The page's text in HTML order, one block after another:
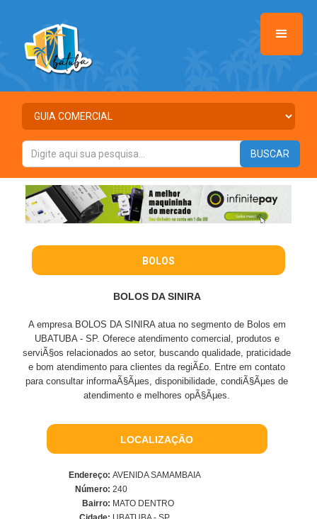
BOLOS
BOLOS DA SINIRA
A empresa BOLOS DA SINIRA atua no segmento de Bolos em
UBATUBA - SP. Oferece atendimento comercial, produtos e
serviÃ§os relacionados ao setor, buscando qualidade, praticidade
e bom atendimento para clientes da regiÃ£o. Entre em contato
para consultar informaÃ§Ãµes, disponibilidade, condiÃ§Ãµes de
atendimento e melhores opÃ§Ãµes.
LOCALIZAÇÃO
Endereço: AVENIDA SAMAMBAIA
Número: 240
Bairro: MATO DENTRO